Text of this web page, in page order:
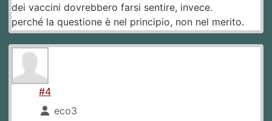
dei vaccini dovrebbero farsi sentire, invece.
perché la questione è nel principio, non nel merito.
#4
eco3